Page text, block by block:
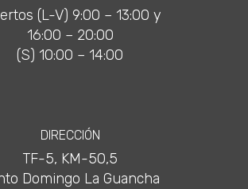
(L-V) 9:00 – 13:00 y
16:00 – 20:00
(S) 10:00 – 14:00
DIRECCIÓN
TF-5, KM-50,5
Domingo La Guancha